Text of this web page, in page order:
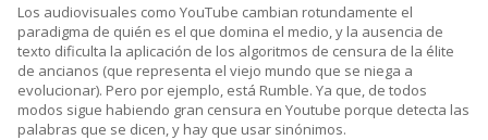
Los audiovisuales como YouTube cambian rotundamente el
paradigma de quién es el que domina el medio, y la ausencia de
texto dificulta la aplicación de los algoritmos de censura de la élite
de ancianos (que representa el viejo mundo que se niega a
evolucionar). Pero por ejemplo, está Rumble. Ya que, de todos
modos sigue habiendo gran censura en Youtube porque detecta las
palabras que se dicen, y hay que usar sinónimos.